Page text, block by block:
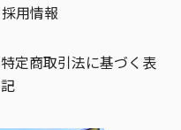
採用情報
特定商取引法に基づく表
記